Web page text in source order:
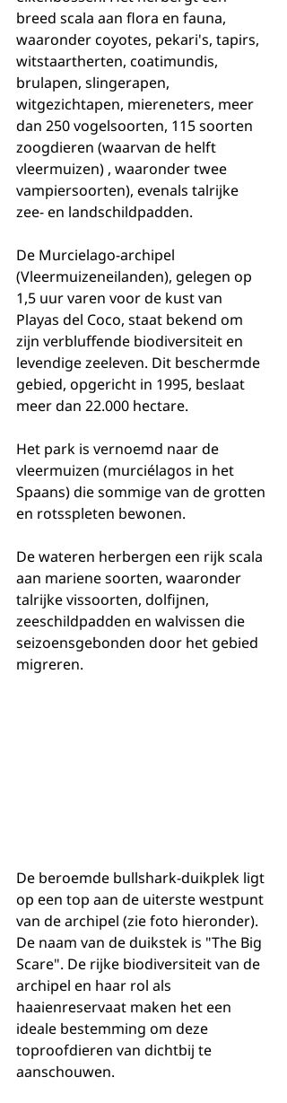
breed scala aan flora en fauna,
waaronder coyotes, pekari's, tapirs,
witstaartherten, coatimundis,
brulapen, slingerapen,
witgezichtapen, miereneters, meer
dan 250 vogelsoorten, 115 soorten
zoogdieren (waarvan de helft
vleermuizen) , waaronder twee
vampiersoorten), evenals talrijke
zee- en landschildpadden.
De Murcielago-archipel
(Vleermuizeneilanden), gelegen op
1,5 uur varen voor de kust van
Playas del Coco, staat bekend om
zijn verbluffende biodiversiteit en
levendige zeeleven. Dit beschermde
gebied, opgericht in 1995, beslaat
meer dan 22.000 hectare.
Het park is vernoemd naar de
vleermuizen (murciélagos in het
Spaans) die sommige van de grotten
en rotsspleten bewonen.
De wateren herbergen een rijk scala
aan mariene soorten, waaronder
talrijke vissoorten, dolfijnen,
zeeschildpadden en walvissen die
seizoensgebonden door het gebied
migreren.
De beroemde bullshark-duikplek ligt
op een top aan de uiterste westpunt
van de archipel (zie foto hieronder).
De naam van de duikstek is "The Big
Scare". De rijke biodiversiteit van de
archipel en haar rol als
haaienreservaat maken het een
ideale bestemming om deze
toproofdieren van dichtbij te
aanschouwen.